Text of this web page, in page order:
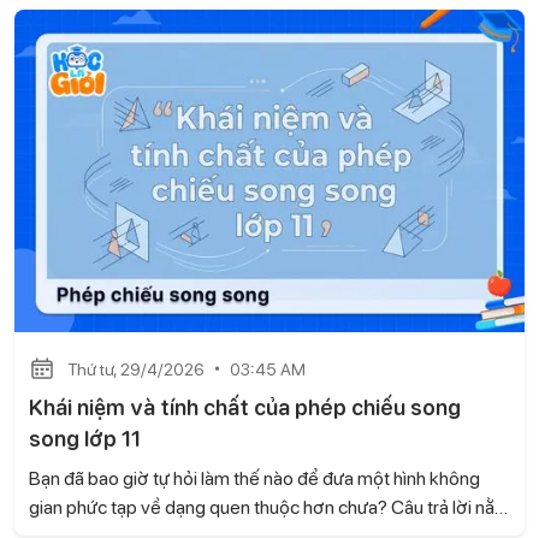
Tuy nhiên, nhiều học sinh vẫn chưa nắm được phương pháp
giải rõ ràng, dẫn đến việc làm bài thiếu chính xác. Với bài viết,
Gia sư Học là Giỏi sẽ giúp con hệ thống kiến thức một cách
bài bản, từ đó áp dụng hiệu quả vào từng dạng bài cụ thể.
Thứ tư, 29/4/2026 03:45 AM
Khái niệm và tính chất của phép chiếu song
song lớp 11
Bạn đã bao giờ tự hỏi làm thế nào để đưa một hình không
gian phức tạp về dạng quen thuộc hơn chưa? Câu trả lời nằm